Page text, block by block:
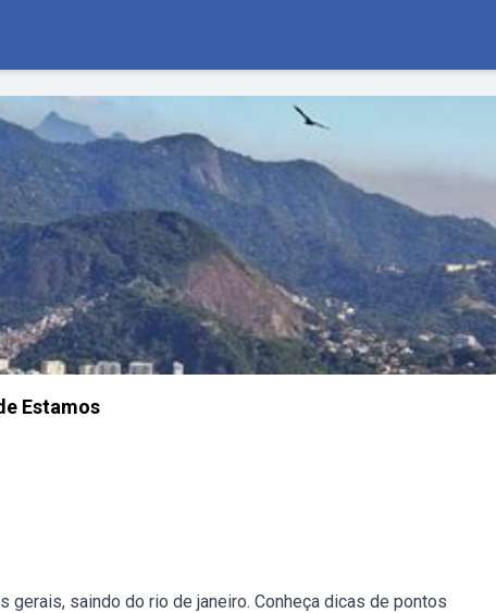
Estamos
saindo do rio de janeiro. Conheça dicas de pontos